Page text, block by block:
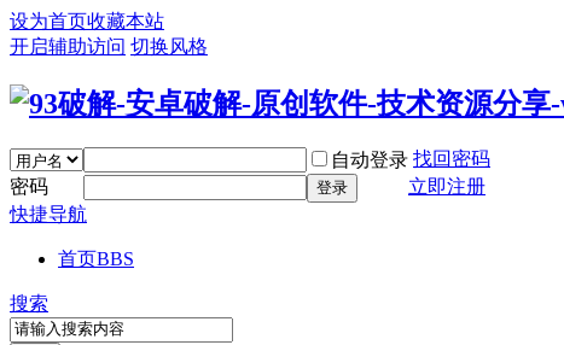
设为首页收藏本站
开启辅助访问 切换风格
自动登录 找回密码
密码
登录
立即注册
快捷导航
首页BBS
搜索